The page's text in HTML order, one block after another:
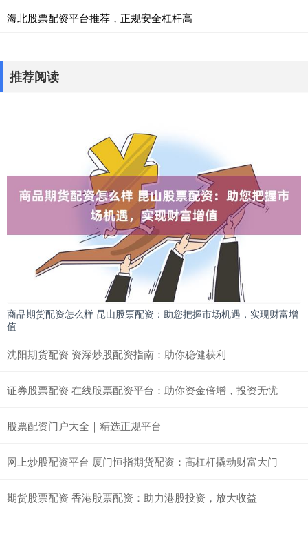
海北股票配资平台推荐，正规安全杠杆高
推荐阅读
商品期货配资怎么样 昆山股票配资：助您把握市场机遇，实现财富增
值
沈阳期货配资 资深炒股配资指南：助你稳健获利
证券股票配资 在线股票配资平台：助你资金倍增，投资无忧
股票配资门户大全｜精选正规平台
网上炒股配资平台 厦门恒指期货配资：高杠杆撬动财富大门
期货股票配资 香港股票配资：助力港股投资，放大收益